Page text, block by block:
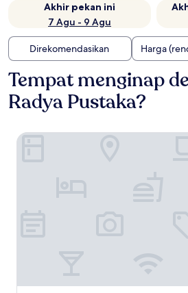
Akhir pekan ini
7 Agu - 9 Agu
Direkomendasikan Harga
Tempat menginap
Radya Pustaka?
Swiss-Belhotel Solo